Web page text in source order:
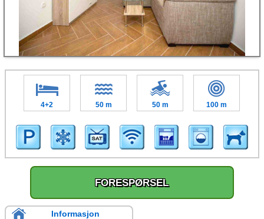
4+2 50 m 50 m 100 m
FORESPØRSEL
Informasjon